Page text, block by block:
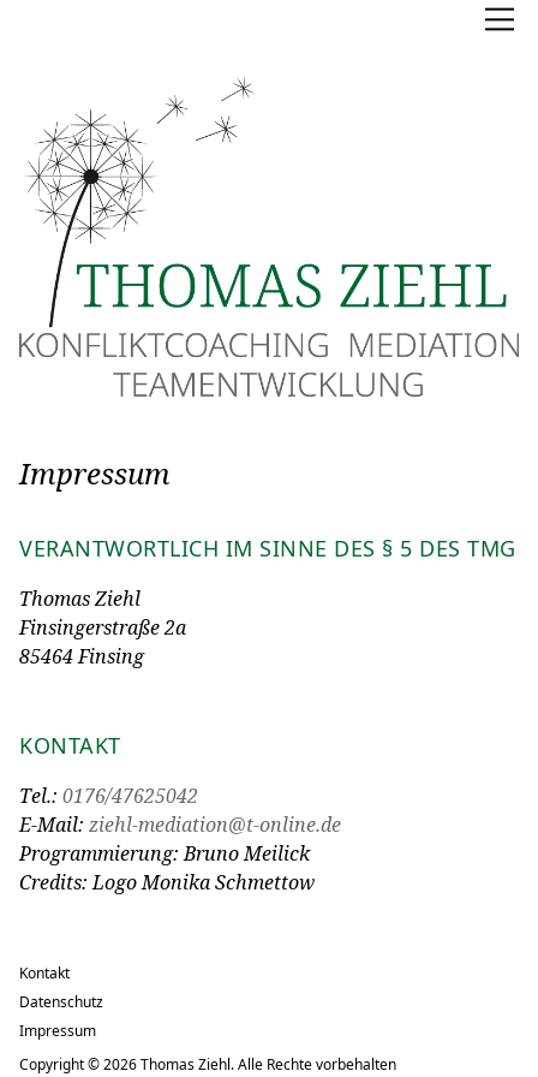
Impressum
VERANTWORTLICH IM SINNE DES § 5 DES TMG
Thomas Ziehl
Finsingerstraße 2a
85464 Finsing
KONTAKT
Tel.: 0176/47625042
E-Mail: ziehl-mediation@t-online.de
Programmierung: Bruno Meilick
Credits: Logo Monika Schmettow
Kontakt
Datenschutz
Impressum
Copyright © 2026 Thomas Ziehl. Alle Rechte vorbehalten